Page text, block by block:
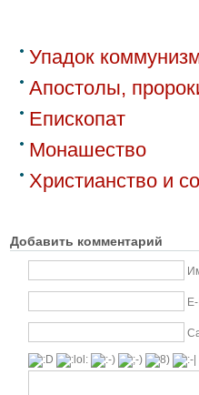
Упадок
Апостолы,
Епископат
Монашество
Христианство и
Добавить комментарий